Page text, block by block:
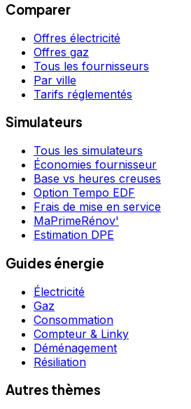
Comparer
Offres électricité
Offres gaz
Tous les fournisseurs
Par ville
Tarifs réglementés
Simulateurs
Tous les simulateurs
Économies fournisseur
Base vs heures creuses
Option Tempo EDF
Frais de mise en service
MaPrimeRénov'
Estimation DPE
Guides énergie
Électricité
Gaz
Consommation
Compteur & Linky
Déménagement
Résiliation
Autres thèmes